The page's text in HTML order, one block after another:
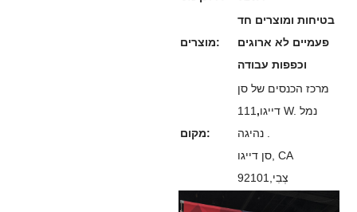
מוצרים:
בטיחות ומוצרים חד
פעמיים לא ארוגים
וכפפות עבודה
מקום:
מרכז הכנסים של סן
דייגו, 111 W. נמל
סן דייגו, CA
92101, צְבִי